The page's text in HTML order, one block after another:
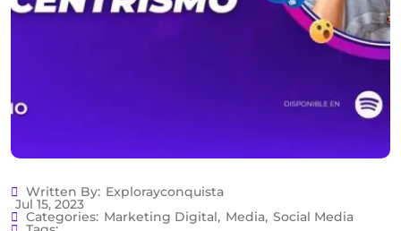
Written By: Explorayconquista
Jul 15, 2023
Categories: Marketing Digital, Media, Social Media